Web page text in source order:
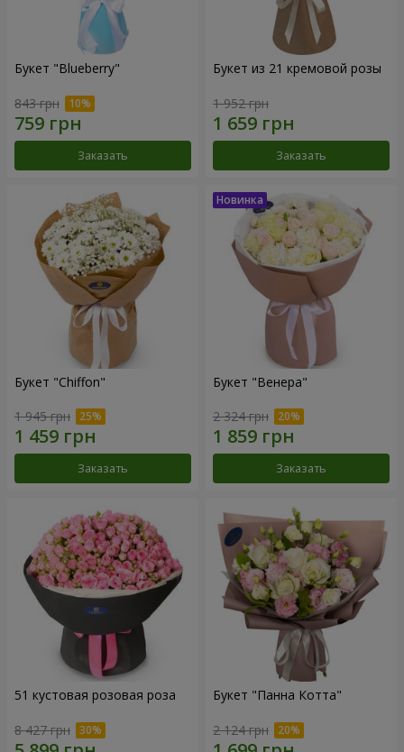
Букет "Blueberry"
843 грн
Заказать
Букет из 21 кремовой розы
1 952 грн
Заказать
Букет "Chiffon"
1 945 грн
Заказать
Букет "Венера"
2 324 грн
Заказать
51 кустовая розовая роза
8 427 грн
Букет "Панна Котта"
2 124 грн